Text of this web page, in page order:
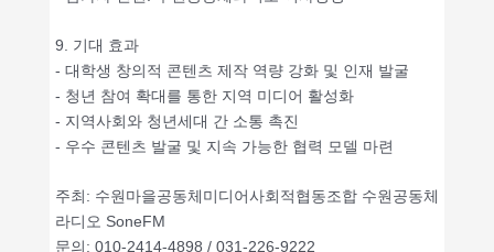
9. 기대 효과
- 대학생 창의적 콘텐츠 제작 역량 강화 및 인재 발굴
- 청년 참여 확대를 통한 지역 미디어 활성화
- 지역사회와 청년세대 간 소통 촉진
- 우수 콘텐츠 발굴 및 지속 가능한 협력 모델 마련
주최: 수원마을공동체미디어사회적협동조합 수원공동체
라디오 SoneFM
문의: 010-2414-4898 / 031-226-9222